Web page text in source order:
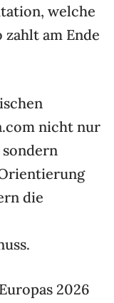
welche
am Ende
nicht nur
die
2026